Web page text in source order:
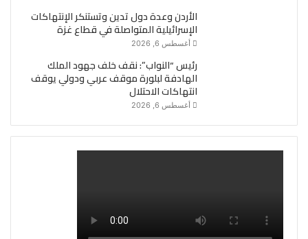
الأردن وعدة دول تدين وتستنكر الإنتهاكات
الإسرائيلية المتواصلة في قطاع غزة
أغسطس 6, 2026
رئيس “النواب”: نقف خلف جهود الملك
الهادفة لبلورة موقف عربي ودولي يوقف
انتهاكات الاحتلال
أغسطس 6, 2026